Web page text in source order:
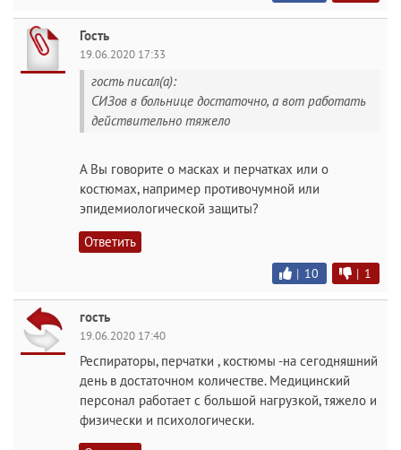
Гость
19.06.2020 17:33
гость писал(а):
СИЗов в больнице достаточно, а вот работать
действительно тяжело
А Вы говорите о масках и перчатках или о
костюмах, например противочумной или
эпидемиологической защиты?
Ответить
| 10 | 1
гость
19.06.2020 17:40
Респираторы, перчатки , костюмы -на сегодняшний
день в достаточном количестве. Медицинский
персонал работает с большой нагрузкой, тяжело и
физически и психологически.